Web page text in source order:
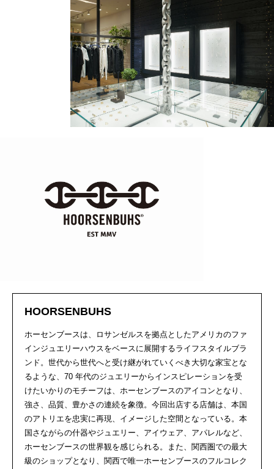
HOORSENBUHS
ホーセンブースは、ロサンゼルスを拠点としたアメリカのファ
インジュエリーハウスをベースに展開するライフスタイルブラ
ンド。世代から世代へと受け継がれていくべき大切な家宝とな
るような、70 年代のジュエリーからインスピレーションを受
けたいかりのモチーフは、ホーセンブースのアイコンとなり、
強さ、品質、豊かさの連続を象徴。今回出店する店舗は、本国
のアトリエを忠実に再現、イメージした空間となっている。本
国さながらの什器やジュエリー、アイウェア、アパレルなど、
ホーセンブースの世界観を感じられる。また、関⻄圏での最大
級のショップとなり、関⻄で唯一ホーセンブースのフルコレク